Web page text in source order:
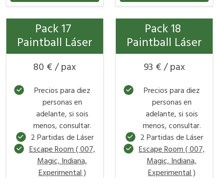
Pack 17
Paintball Láser
80 € / pax
Precios para diez
personas en
adelante, si sois
menos, consultar.
2 Partidas de Láser
Escape Room ( 007,
Magic, Indiana,
Experimental )
Pack 18
Paintball Láser
93 € / pax
Precios para diez
personas en
adelante, si sois
menos, consultar.
2 Partidas de Láser
Escape Room ( 007,
Magic, Indiana,
Experimental )